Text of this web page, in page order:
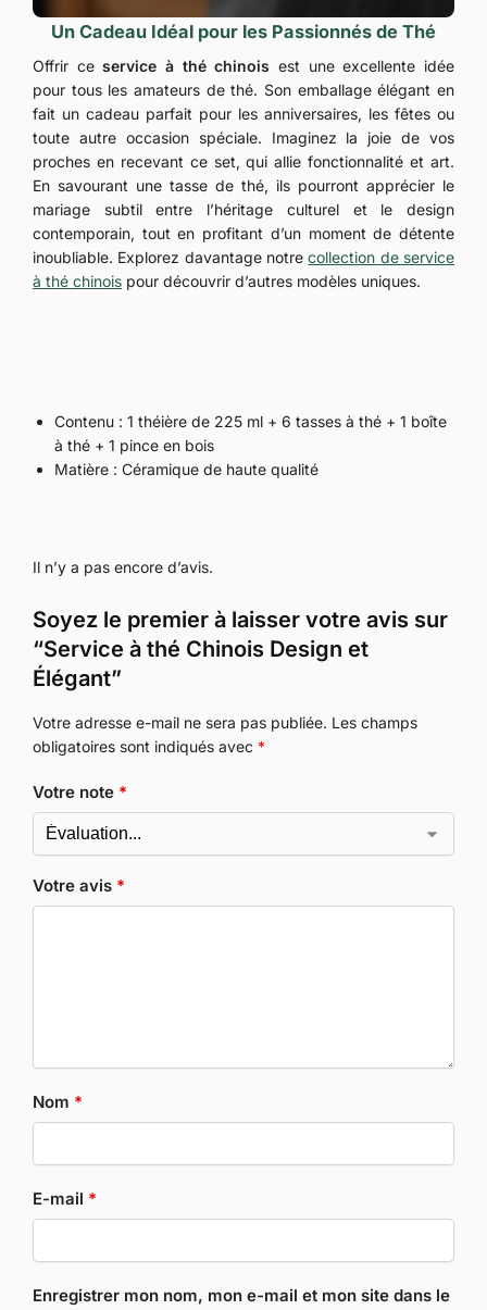
Un Cadeau Idéal pour les Passionnés de Thé
Offrir ceservice à thé chinois est une excellente idée
pour tous les amateurs de thé. Son emballage élégant en
fait un cadeau parfait pour les anniversaires, les fêtes ou
toute autre occasion spéciale. Imaginez la joie de vos
proches en recevant ce set, qui allie fonctionnalité et art.
En savourant une tasse de thé, ils pourront apprécier le
mariage subtil entre l’héritage culturel et le design
contemporain, tout en profitant d’un moment de détente
inoubliable. Explorez davantage notrecollection de service
à thé chinois pour découvrir d’autres modèles uniques.
Contenu : 1 théière de 225 ml + 6 tasses à thé + 1 boîte
à thé + 1 pince en bois
Matière : Céramique de haute qualité
Il n’y a pas encore d’avis.
Soyez le premier à laisser votre avis sur
“Service à thé Chinois Design et
Élégant”
Votre adresse e-mail ne sera pas publiée. Les champs
obligatoires sont indiqués avec *
Votre note *
Votre avis *
Nom *
E-mail *
Enregistrer mon nom, mon e-mail et mon site dans le